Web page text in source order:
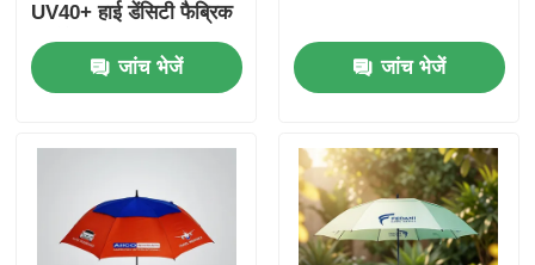
पवनरोधी छाता
स्वचालित रूप से खुली छाता
लकड़ी के हैंडल छाता
UV40+ हाई डेंसिटी फैब्रिक
कॉर्पोरेट गिफ्ट छाता
जांच भेजें
जांच भेजें